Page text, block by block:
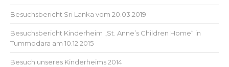
Besuchsbericht Sri Lanka vom 20.03.2019
Besuchsbericht Kinderheim „St. Anne’s Children Home“ in
Tummodara am 10.12.2015
Besuch unseres Kinderheims 2014